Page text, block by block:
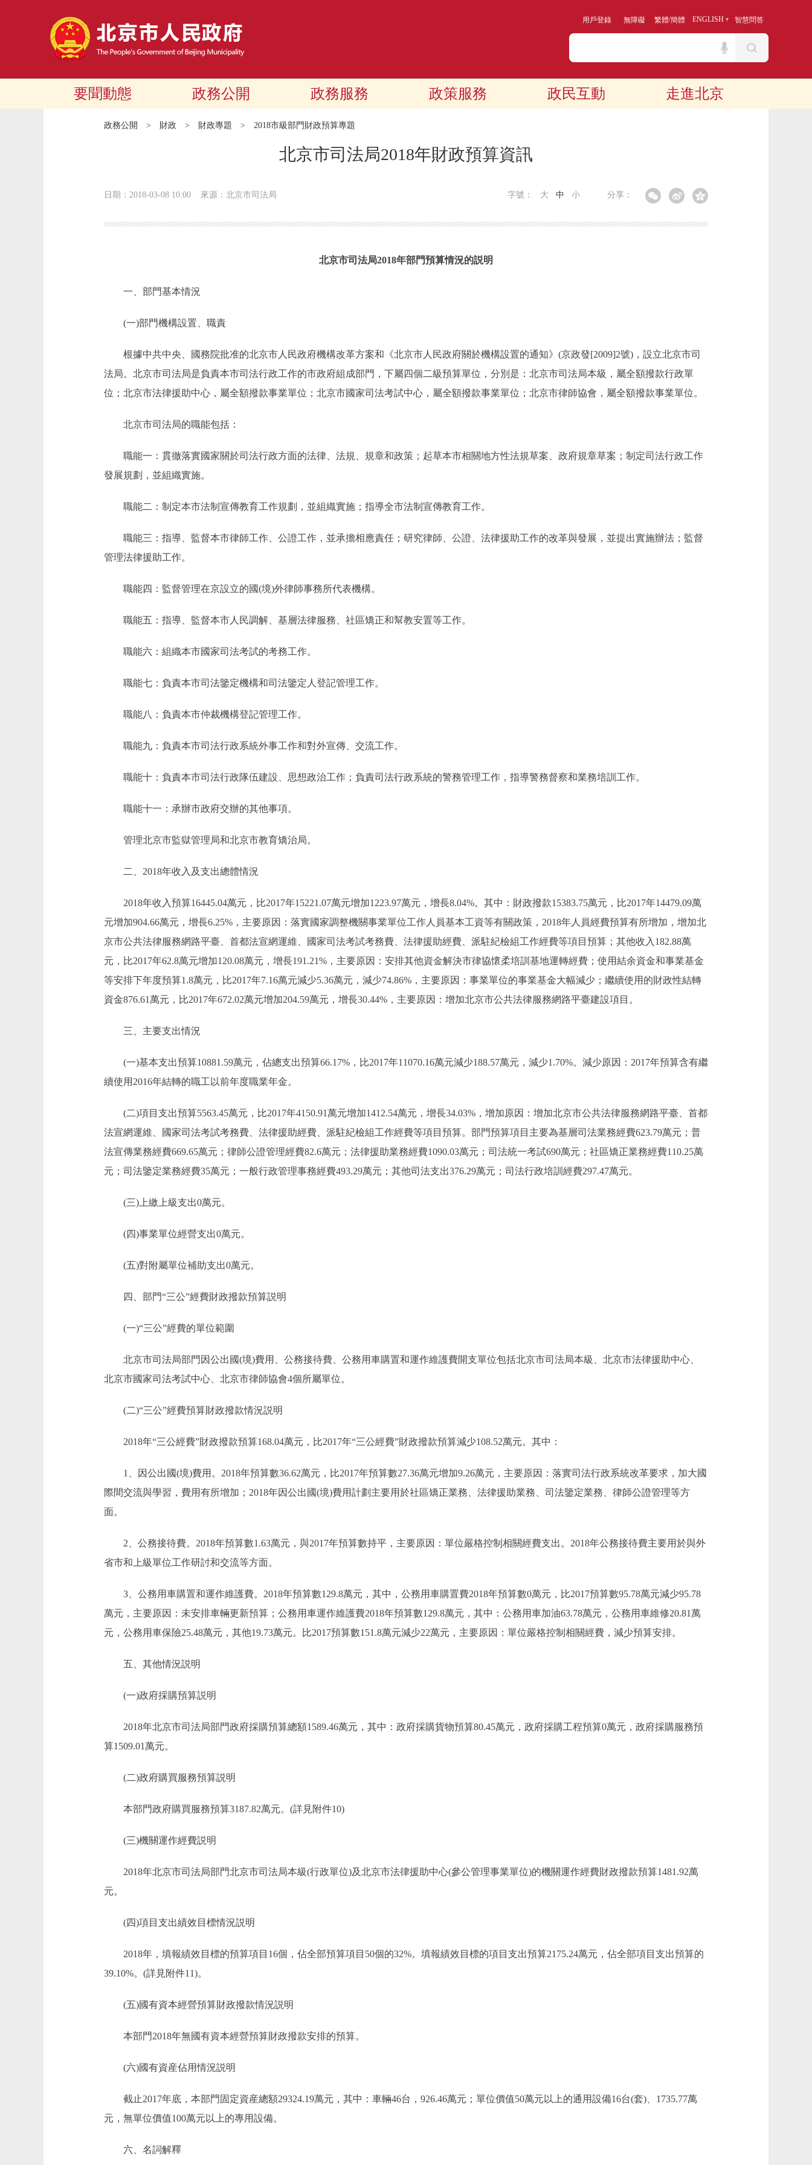
用戶登錄 無障礙 繁體/簡體 ENGLISH 智慧問答
要聞動態 政務公開 政務服務 政策服務 政民互動 走進北京
政務公開 > 財政 > 財政專題 > 2018市級部門財政預算專題
北京市司法局2018年財政預算資訊
日期：2018-03-08 10:00 來源：北京市司法局 分享：
字號： 大 中 小
北京市司法局2018年部門預算情況的説明
一、部門基本情況
(一)部門機構設置、職責
根據中共中央、國務院批准的北京市人民政府機構改革方案和《北京市人民政府關於機構設置的通知》(京政發[2009]2號)，設立北京市司
法局。北京市司法局是負責本市司法行政工作的市政府組成部門，下屬四個二級預算單位，分別是：北京市司法局本級，屬全額撥款行政單
位；北京市法律援助中心，屬全額撥款事業單位；北京市國家司法考試中心，屬全額撥款事業單位；北京市律師協會，屬全額撥款事業單位。
北京市司法局的職能包括：
職能一：貫徹落實國家關於司法行政方面的法律、法規、規章和政策；起草本市相關地方性法規草案、政府規章草案；制定司法行政工作
發展規劃，並組織實施。
職能二：制定本市法制宣傳教育工作規劃，並組織實施；指導全市法制宣傳教育工作。
職能三：指導、監督本市律師工作、公證工作，並承擔相應責任；研究律師、公證、法律援助工作的改革與發展，並提出實施辦法；監督
管理法律援助工作。
職能四：監督管理在京設立的國(境)外律師事務所代表機構。
職能五：指導、監督本市人民調解、基層法律服務、社區矯正和幫教安置等工作。
職能六：組織本市國家司法考試的考務工作。
職能七：負責本市司法鑒定機構和司法鑒定人登記管理工作。
職能八：負責本市仲裁機構登記管理工作。
職能九：負責本市司法行政系統外事工作和對外宣傳、交流工作。
職能十：負責本市司法行政隊伍建設、思想政治工作；負責司法行政系統的警務管理工作，指導警務督察和業務培訓工作。
職能十一：承辦市政府交辦的其他事項。
管理北京市監獄管理局和北京市教育矯治局。
二、2018年收入及支出總體情況
2018年收入預算16445.04萬元，比2017年15221.07萬元增加1223.97萬元，增長8.04%。其中：財政撥款15383.75萬元，比2017年14479.09萬
元增加904.66萬元，增長6.25%，主要原因：落實國家調整機關事業單位工作人員基本工資等有關政策，2018年人員經費預算有所增加，增加北
京市公共法律服務網路平臺、首都法宣網運維、國家司法考試考務費、法律援助經費、派駐紀檢組工作經費等項目預算；其他收入182.88萬
元，比2017年62.8萬元增加120.08萬元，增長191.21%，主要原因：安排其他資金解決市律協懷柔培訓基地運轉經費；使用結余資金和事業基金
等安排下年度預算1.8萬元，比2017年7.16萬元減少5.36萬元，減少74.86%，主要原因：事業單位的事業基金大幅減少；繼續使用的財政性結轉
資金876.61萬元，比2017年672.02萬元增加204.59萬元，增長30.44%，主要原因：增加北京市公共法律服務網路平臺建設項目。
三、主要支出情況
(一)基本支出預算10881.59萬元，佔總支出預算66.17%，比2017年11070.16萬元減少188.57萬元，減少1.70%。減少原因：2017年預算含有繼
續使用2016年結轉的職工以前年度職業年金。
(二)項目支出預算5563.45萬元，比2017年4150.91萬元增加1412.54萬元，增長34.03%，增加原因：增加北京市公共法律服務網路平臺、首都
法宣網運維、國家司法考試考務費、法律援助經費、派駐紀檢組工作經費等項目預算。部門預算項目主要為基層司法業務經費623.79萬元；普
法宣傳業務經費669.65萬元；律師公證管理經費82.6萬元；法律援助業務經費1090.03萬元；司法統一考試690萬元；社區矯正業務經費110.25萬
元；司法鑒定業務經費35萬元；一般行政管理事務經費493.29萬元；其他司法支出376.29萬元；司法行政培訓經費297.47萬元。
(三)上繳上級支出0萬元。
(四)事業單位經營支出0萬元。
(五)對附屬單位補助支出0萬元。
四、部門“三公”經費財政撥款預算説明
(一)“三公”經費的單位範圍
北京市司法局部門因公出國(境)費用、公務接待費、公務用車購置和運作維護費開支單位包括北京市司法局本級、北京市法律援助中心、
北京市國家司法考試中心、北京市律師協會4個所屬單位。
(二)“三公”經費預算財政撥款情況説明
2018年“三公經費”財政撥款預算168.04萬元，比2017年“三公經費”財政撥款預算減少108.52萬元。其中：
1、因公出國(境)費用。2018年預算數36.62萬元，比2017年預算數27.36萬元增加9.26萬元，主要原因：落實司法行政系統改革要求，加大國
際間交流與學習，費用有所增加；2018年因公出國(境)費用計劃主要用於社區矯正業務、法律援助業務、司法鑒定業務、律師公證管理等方
面。
2、公務接待費。2018年預算數1.63萬元，與2017年預算數持平，主要原因：單位嚴格控制相關經費支出。2018年公務接待費主要用於與外
省市和上級單位工作研討和交流等方面。
3、公務用車購置和運作維護費。2018年預算數129.8萬元，其中，公務用車購置費2018年預算數0萬元，比2017預算數95.78萬元減少95.78
萬元，主要原因：未安排車輛更新預算；公務用車運作維護費2018年預算數129.8萬元，其中：公務用車加油63.78萬元，公務用車維修20.81萬
元，公務用車保險25.48萬元，其他19.73萬元。比2017預算數151.8萬元減少22萬元，主要原因：單位嚴格控制相關經費，減少預算安排。
五、其他情況説明
(一)政府採購預算説明
2018年北京市司法局部門政府採購預算總額1589.46萬元，其中：政府採購貨物預算80.45萬元，政府採購工程預算0萬元，政府採購服務預
算1509.01萬元。
(二)政府購買服務預算説明
本部門政府購買服務預算3187.82萬元。(詳見附件10)
(三)機關運作經費説明
2018年北京市司法局部門北京市司法局本級(行政單位)及北京市法律援助中心(參公管理事業單位)的機關運作經費財政撥款預算1481.92萬
元。
(四)項目支出績效目標情況説明
2018年，填報績效目標的預算項目16個，佔全部預算項目50個的32%。填報績效目標的項目支出預算2175.24萬元，佔全部項目支出預算的
39.10%。(詳見附件11)。
(五)國有資本經營預算財政撥款情況説明
本部門2018年無國有資本經營預算財政撥款安排的預算。
(六)國有資産佔用情況説明
截止2017年底，本部門固定資産總額29324.19萬元，其中：車輛46台，926.46萬元；單位價值50萬元以上的通用設備16台(套)、1735.77萬
元，無單位價值100萬元以上的專用設備。
六、名詞解釋